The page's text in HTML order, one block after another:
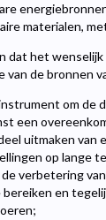
materialen,
dat het
van de bronnen
om de
een
uitmaken van
op lange
de verbetering
en